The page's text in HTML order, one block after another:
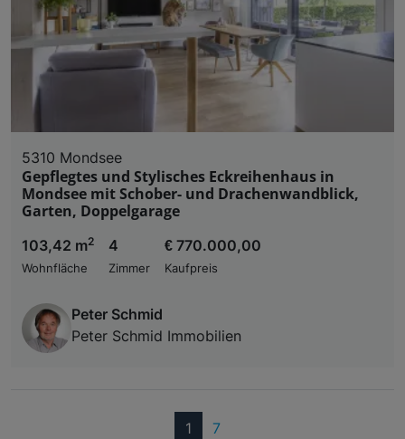
5310 Mondsee
Gepflegtes und Stylisches Eckreihenhaus in
Mondsee mit Schober- und Drachenwandblick,
Garten, Doppelgarage
103,42 m2
Wohnfläche
4
Zimmer
€ 770.000,00
Kaufpreis
Peter Schmid
Peter Schmid Immobilien
1(current)
7